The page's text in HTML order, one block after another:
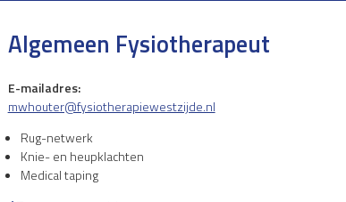
Algemeen Fysiotherapeut
E-mailadres:
mwhouter@fysiotherapiewestzijde.nl
Rug-netwerk
Knie- en heupklachten
Medical taping